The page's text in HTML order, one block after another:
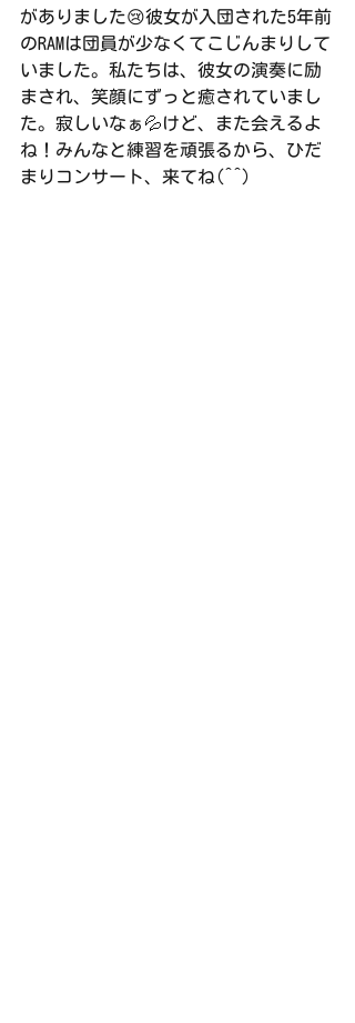
がありました😢彼女が入団された5年前
のRAMは団員が少なくてこじんまりして
いました。私たちは、彼女の演奏に励
まされ、笑顔にずっと癒されていまし
た。寂しいなぁ💦けど、また会えるよ
ね！みんなと練習を頑張るから、ひだ
まりコンサート、来てね(^^)